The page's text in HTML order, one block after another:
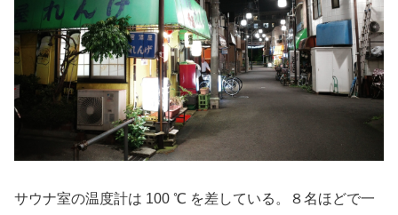
サウナ室の温度計は 100 ℃ を差している。８名ほどで一